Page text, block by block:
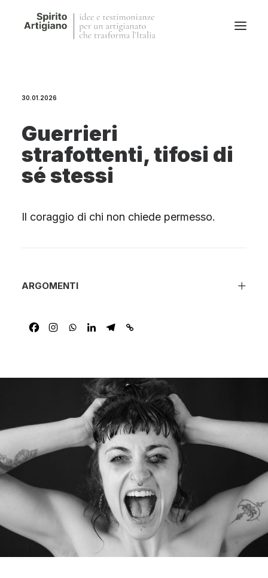
Magazine
QFG
Collaborano con noi
30.01.2026
Guerrieri
strafottenti, tifosi di
sé stessi
Il coraggio di chi non chiede permesso.
ARGOMENTI